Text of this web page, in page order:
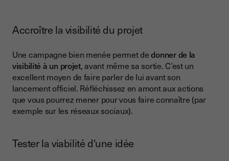
Accroître la visibilité du projet
Une campagne bien menée permet dedonner de la
visibilité à un projet, avant même sa sortie. C’est un
excellent moyen de faire parler de lui avant son
lancement officiel. Réfléchissez en amont aux actions
que vous pourrez mener pour vous faire connaître (par
exemple sur les réseaux sociaux).
Tester la viabilité d'une idée